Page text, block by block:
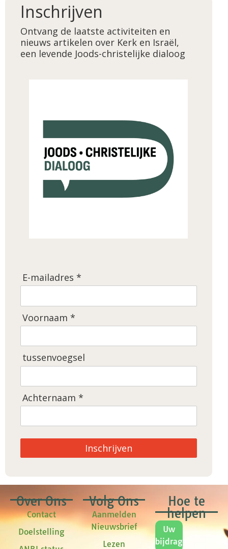
Inschrijven
Ontvang de laatste activiteiten en
nieuws artikelen over Kerk en Israël,
een levende Joods-christelijke dialoog
E-mailadres *
Voornaam *
tussenvoegsel
Achternaam *
Inschrijven
Over Ons
Contact
Doelstelling
Volg Ons
Aanmelden
Nieuwsbrief
Lezen
Hoe te
helpen
Uw
bijdrage